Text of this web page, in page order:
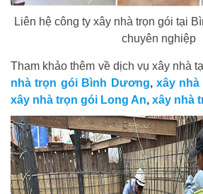
Liên hệ công ty xây nhà trọn gói tại
chuyên nghiệp
Tham khảo thêm về dịch vụ xây nhà
nhà trọn gói Bình Dương,xây nhà
xây nhà trọn gói Long An, xây nhà